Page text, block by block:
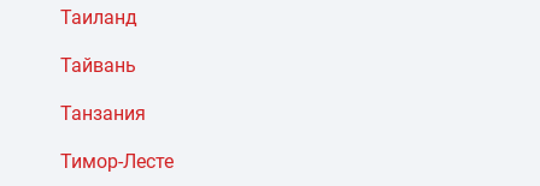
Таиланд
Тайвань
Танзания
Тимор-Лесте